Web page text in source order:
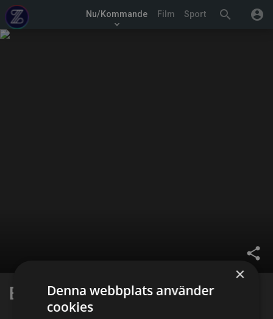
search account_circle
Nu/Kommande
keyboard_arrow_down
Film Sport
share
Bayoumi Fouad
×
Denna webbplats använder
cookies